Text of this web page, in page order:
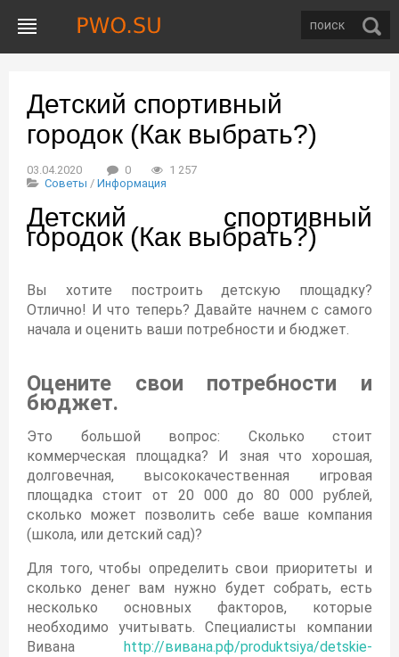
Детский спортивный
городок (Как выбрать?)
03.04.2020 0
1 257
Советы / Информация
Детский спортивный
городок (Как выбрать?)
Вы хотите построить детскую площадку?
Отлично! И что теперь? Давайте начнем с самого
начала и оценить ваши потребности и бюджет.
Оцените свои потребности и
бюджет.
Это большой вопрос: Сколько стоит
коммерческая площадка? И зная что хорошая,
долговечная, высококачественная игровая
площадка стоит от 20 000 до 80 000 рублей,
сколько может позволить себе ваше компания
(школа, или детский сад)?
Для того, чтобы определить свои приоритеты и
сколько денег вам нужно будет собрать, есть
несколько основных факторов, которые
необходимо учитывать. Специалисты компании
Вивана http://вивана.рф/produktsiya/detskie-